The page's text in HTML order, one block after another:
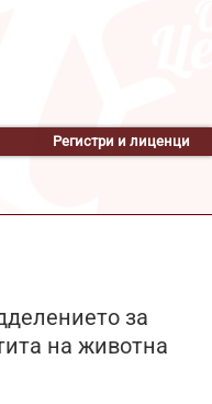
Регистри и лиценци
за
на животна